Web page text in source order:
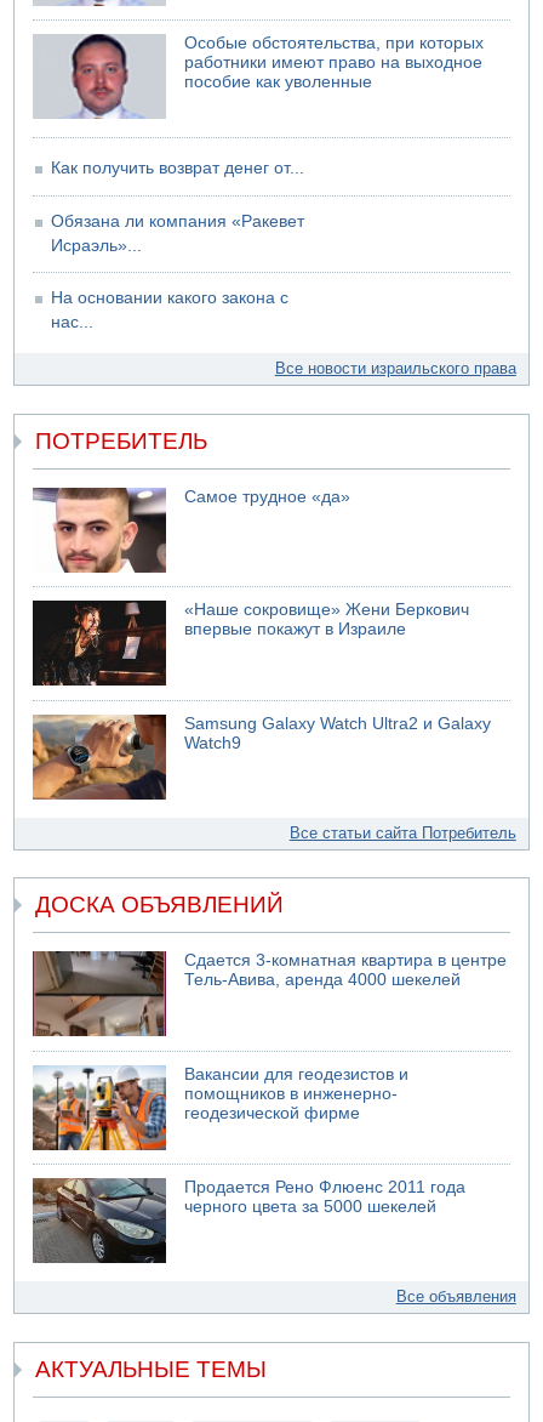
Особые обстоятельства, при которых
работники имеют право на выходное
пособие как уволенные
Как получить возврат денег от...
Обязана ли компания «Ракевет
Исраэль»...
На основании какого закона с
нас...
Все новости израильского права
ПОТРЕБИТЕЛЬ
Самое трудное «да»
«Наше сокровище» Жени Беркович
впервые покажут в Израиле
Samsung Galaxy Watch Ultra2 и Galaxy
Watch9
Все статьи сайта Потребитель
ДОСКА ОБЪЯВЛЕНИЙ
Сдается 3-комнатная квартира в центре
Тель-Авива, аренда 4000 шекелей
Вакансии для геодезистов и
помощников в инженерно-
геодезической фирме
Продается Рено Флюенс 2011 года
черного цвета за 5000 шекелей
Все объявления
АКТУАЛЬНЫЕ ТЕМЫ